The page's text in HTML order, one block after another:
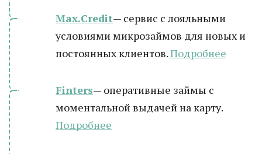
Max.Credit— сервис с лояльными
условиями микрозаймов для новых и
постоянных клиентов.Подробнее
Finters— оперативные займы с
моментальной выдачей на карту.
Подробнее